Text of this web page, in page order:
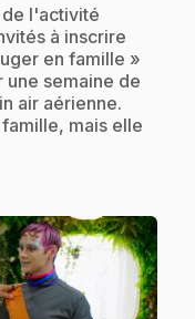
l'activité
à inscrire
en famille »
semaine de
air aérienne.
mais elle